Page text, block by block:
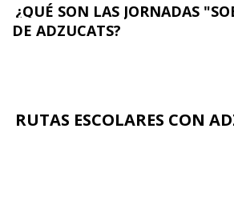
¿QUÉ SON LAS JORNADAS
DE ADZUCATS?
RUTAS ESCOLARES CON